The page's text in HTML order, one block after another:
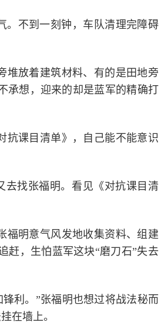
。不到一刻钟，车队清理完障碍
堆放着建筑材料、有的是田地旁
承想，迎来的却是蓝军的精确打
抗课目清单》，自己能不能意识
去找张福明。看见《对抗课目清
福明意气风发地收集资料、组建
赶，生怕蓝军这块“磨刀石”失去
利。”张福明也想过将战法秘而
在墙上。